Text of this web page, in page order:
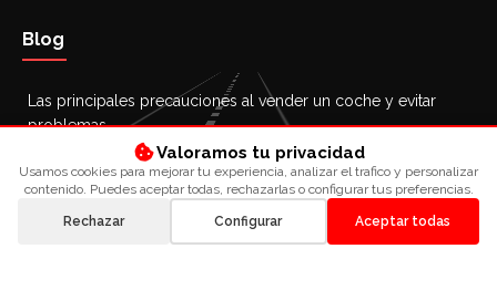
Blog
Las principales precauciones al vender un coche y evitar
problemas
Cómo vender un coche de segunda mano: guía y consejos
26 octubre 2025
Valoramos tu privacidad
Usamos cookies para mejorar tu experiencia, analizar el trafico y personalizar
contenido. Puedes aceptar todas, rechazarlas o configurar tus preferencias.
Rechazar Configurar Aceptar todas